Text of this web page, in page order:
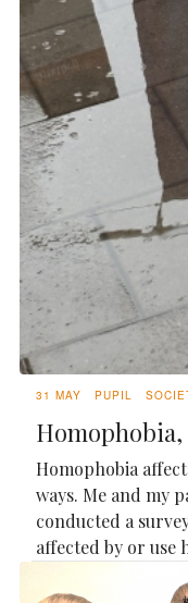
31 MAY PUPIL
Homophobia
ways. Me and my
conducted a
affected by or use